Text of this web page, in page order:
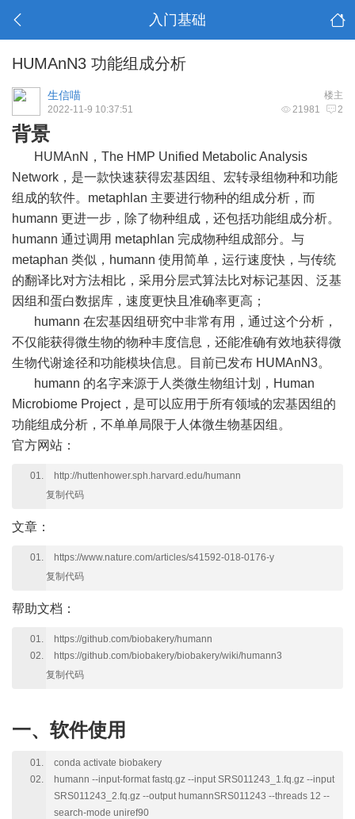
入门基础
HUMAnN3 功能组成分析
楼主
生信喵
21981 2
2022-11-9 10:37:51
背景
HUMAnN，The HMP Unified Metabolic Analysis
Network，是一款快速获得宏基因组、宏转录组物种和功能
组成的软件。metaphlan 主要进行物种的组成分析，而
humann 更进一步，除了物种组成，还包括功能组成分析。
humann 通过调用 metaphlan 完成物种组成部分。与
metaphan 类似，humann 使用简单，运行速度快，与传统
的翻译比对方法相比，采用分层式算法比对标记基因、泛基
因组和蛋白数据库，速度更快且准确率更高；
humann 在宏基因组研究中非常有用，通过这个分析，
不仅能获得微生物的物种丰度信息，还能准确有效地获得微
生物代谢途径和功能模块信息。目前已发布 HUMAnN3。
humann 的名字来源于人类微生物组计划，Human
Microbiome Project，是可以应用于所有领域的宏基因组的
功能组成分析，不单单局限于人体微生物基因组。
官方网站：
http://huttenhower.sph.harvard.edu/humann
复制代码
文章：
https://www.nature.com/articles/s41592-018-0176-y
复制代码
帮助文档：
https://github.com/biobakery/humann
https://github.com/biobakery/biobakery/wiki/humann3
复制代码
一、软件使用
conda activate biobakery
humann --input-format fastq.gz --input SRS011243_1.fq.gz --input
SRS011243_2.fq.gz --output humannSRS011243 --threads 12 --
search-mode uniref90